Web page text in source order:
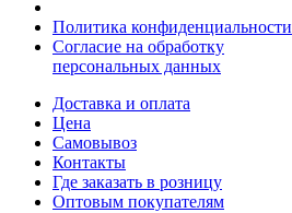
Политика конфиденциальности
Согласие на обработку
персональных данных
Доставка и оплата
Цена
Самовывоз
Контакты
Где заказать в розницу
Оптовым покупателям